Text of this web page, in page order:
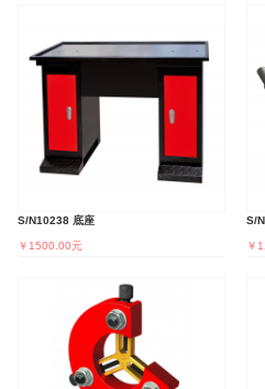
S/N10238 底座
￥1500.00元
S/
￥